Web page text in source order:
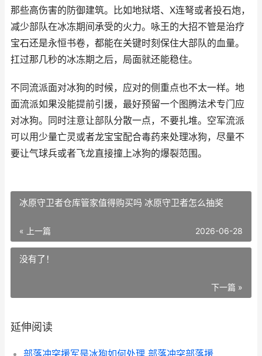
那些高伤害的防御建筑。比如地狱塔、X连弩或者投石炮，
减少部队在冰冻期间承受的火力。咏王的大招不管是治疗
宝石还是永恒书卷，都能在关键时刻保住大部队的血量。
扛过那几秒的冰冻期之后，局面就还能稳住。
不同流派面对冰狗的时候，应对的侧重点也不太一样。地
面流派如果没能提前引援，最好预留一个图腾法术专门应
对冰狗。同时注意让部队分散一点，不要扎堆。空军流派
可以用少量亡灵或者龙宝宝配合毒药来处理冰狗，尽量不
要让气球兵或者飞龙直接撞上冰狗的爆裂范围。
冰原守卫者仓库管家值得购买吗 冰原守卫者怎么抽奖
« 上一篇 2026-06-28
没有了！
下一篇 »
延伸阅读